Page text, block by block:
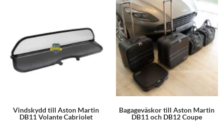
Vindskydd till Aston Martin
DB11 Volante Cabriolet
Bagageväskor till Aston Martin
DB11 och DB12 Coupe